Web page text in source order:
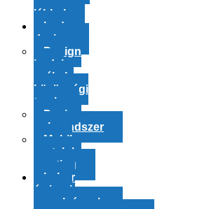
lábbal
Iroda
design
Design
irodai
székek,
közösségi
terek
Design
polcrendszer
Mobil
asztalok-
meeting
Labor
és ipari
szerelvények